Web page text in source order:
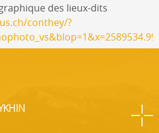
des lieux-dits
conthey/?